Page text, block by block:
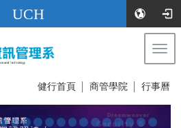
UCH
健行首頁 商管學院 行事曆